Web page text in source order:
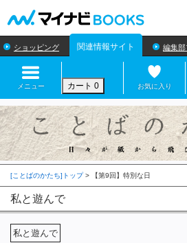
ショッピング 関連情報サイト 編集
メニュー カート 0 お気に入り
[ことばのかたち]トップ>
私と遊んで
私と遊んで